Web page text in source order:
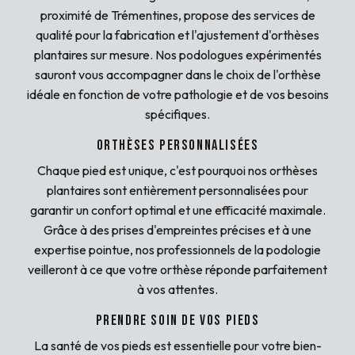
proximité de Trémentines, propose des services de
qualité pour la fabrication et l'ajustement d'orthèses
plantaires sur mesure. Nos podologues expérimentés
sauront vous accompagner dans le choix de l'orthèse
idéale en fonction de votre pathologie et de vos besoins
spécifiques.
Orthèses Personnalisées
Chaque pied est unique, c'est pourquoi nos orthèses
plantaires sont entièrement personnalisées pour
garantir un confort optimal et une efficacité maximale.
Grâce à des prises d'empreintes précises et à une
expertise pointue, nos professionnels de la podologie
veilleront à ce que votre orthèse réponde parfaitement
à vos attentes.
Prendre Soin de Vos Pieds
La santé de vos pieds est essentielle pour votre bien-